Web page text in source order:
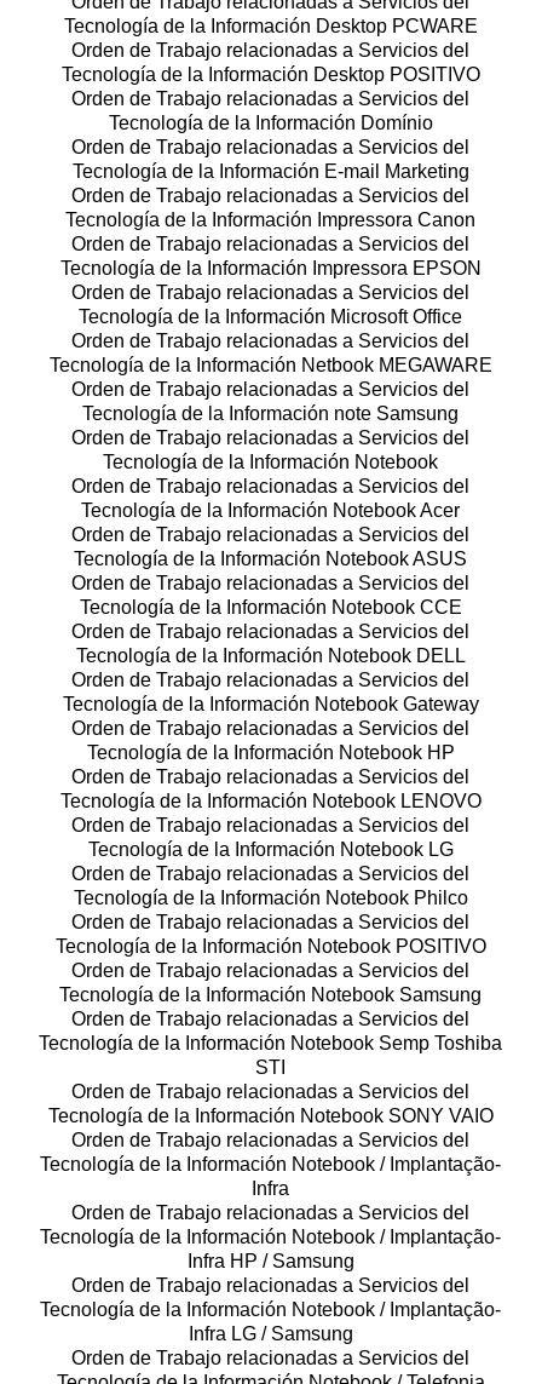
Tecnología de la Información Desktop PCWARE
Orden de Trabajo relacionadas a Servicios del
Tecnología de la Información Desktop POSITIVO
Orden de Trabajo relacionadas a Servicios del
Tecnología de la Información Domínio
Orden de Trabajo relacionadas a Servicios del
Tecnología de la Información E-mail Marketing
Orden de Trabajo relacionadas a Servicios del
Tecnología de la Información Impressora Canon
Orden de Trabajo relacionadas a Servicios del
Tecnología de la Información Impressora EPSON
Orden de Trabajo relacionadas a Servicios del
Tecnología de la Información Microsoft Office
Orden de Trabajo relacionadas a Servicios del
Tecnología de la Información Netbook MEGAWARE
Orden de Trabajo relacionadas a Servicios del
Tecnología de la Información note Samsung
Orden de Trabajo relacionadas a Servicios del
Tecnología de la Información Notebook
Orden de Trabajo relacionadas a Servicios del
Tecnología de la Información Notebook Acer
Orden de Trabajo relacionadas a Servicios del
Tecnología de la Información Notebook ASUS
Orden de Trabajo relacionadas a Servicios del
Tecnología de la Información Notebook CCE
Orden de Trabajo relacionadas a Servicios del
Tecnología de la Información Notebook DELL
Orden de Trabajo relacionadas a Servicios del
Tecnología de la Información Notebook Gateway
Orden de Trabajo relacionadas a Servicios del
Tecnología de la Información Notebook HP
Orden de Trabajo relacionadas a Servicios del
Tecnología de la Información Notebook LENOVO
Orden de Trabajo relacionadas a Servicios del
Tecnología de la Información Notebook LG
Orden de Trabajo relacionadas a Servicios del
Tecnología de la Información Notebook Philco
Orden de Trabajo relacionadas a Servicios del
Tecnología de la Información Notebook POSITIVO
Orden de Trabajo relacionadas a Servicios del
Tecnología de la Información Notebook Samsung
Orden de Trabajo relacionadas a Servicios del
Tecnología de la Información Notebook Semp Toshiba
STI
Orden de Trabajo relacionadas a Servicios del
Tecnología de la Información Notebook SONY VAIO
Orden de Trabajo relacionadas a Servicios del
Tecnología de la Información Notebook / Implantação-
Infra
Orden de Trabajo relacionadas a Servicios del
Tecnología de la Información Notebook / Implantação-
Infra HP / Samsung
Orden de Trabajo relacionadas a Servicios del
Tecnología de la Información Notebook / Implantação-
Infra LG / Samsung
Orden de Trabajo relacionadas a Servicios del